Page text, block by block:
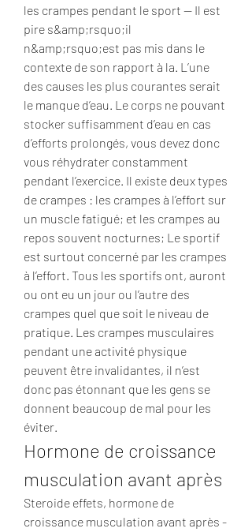
les crampes pendant le sport -- Il est
pire s&amp;rsquo;il
n&amp;rsquo;est pas mis dans le
contexte de son rapport à la. L’une
des causes les plus courantes serait
le manque d’eau. Le corps ne pouvant
stocker suffisamment d’eau en cas
d’efforts prolongés, vous devez donc
vous réhydrater constamment
pendant l’exercice. Il existe deux types
de crampes : les crampes à l’effort sur
un muscle fatigué; et les crampes au
repos souvent nocturnes; Le sportif
est surtout concerné par les crampes
à l’effort. Tous les sportifs ont, auront
ou ont eu un jour ou l’autre des
crampes quel que soit le niveau de
pratique. Les crampes musculaires
pendant une activité physique
peuvent être invalidantes, il n’est
donc pas étonnant que les gens se
donnent beaucoup de mal pour les
éviter.
Hormone de croissance
musculation avant après
Steroide effets, hormone de
croissance musculation avant après -